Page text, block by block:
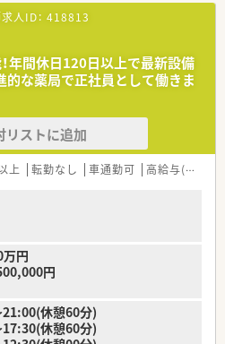
復帰後の時短勤務制度もございます。
年）の新卒入社者の離職率3％です！
性も良好で、就業環境も整っておりま
師様のサポート体制も徹底されており
できる環境が整っております。
薬局の中でも研修店舗の1つであり、
取得支援も導入済み。申請・更新も会
ラウンダー専任社員を配置している為、
す。
間以上勤務の方対象。時給制ですが、賞
人ID： 418813
年間休日120日以上で最新設備
な薬局で正社員として働きま
リストに追加
上 転勤なし 車通勤可 高給与(600万円以上)
円
円
休憩60分)
休憩60分)